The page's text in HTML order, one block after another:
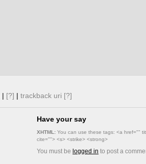
| [?] |trackback uri [?]
Have your say
XHTML: You can use these tags: <a href=""
cite=""> <s> <strike> <strong>
You must belogged in to post a